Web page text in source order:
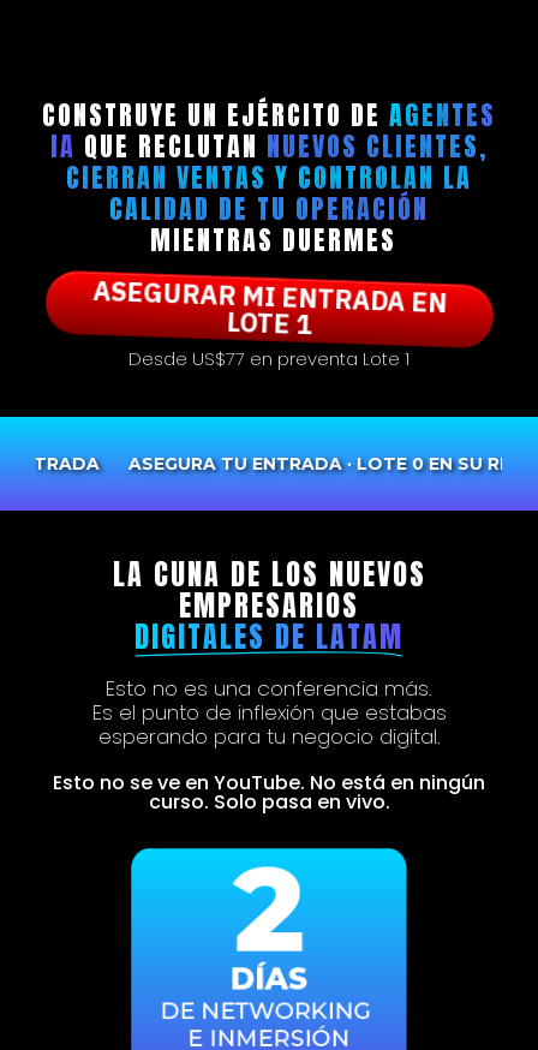
CONSTRUYE UN EJÉRCITO DE AGENTES
IA QUE RECLUTAN NUEVOS CLIENTES,
CIERRAN VENTAS Y CONTROLAN LA
CALIDAD DE TU OPERACIÓN
MIENTRAS DUERMES
ASEGURAR MI ENTRADA EN
LOTE 1
Desde US$77 en preventa Lote 1
FINAL · EL PRECIO SUBE AL CERRAR · ASEGURA
LA CUNA DE LOS NUEVOS
EMPRESARIOS
DIGITALES DE LATAM
Esto no es una conferencia más.
Es el punto de inflexión que estabas
esperando para tu negocio digital.
Esto no se ve en YouTube. No está en ningún
curso. Solo pasa en vivo.